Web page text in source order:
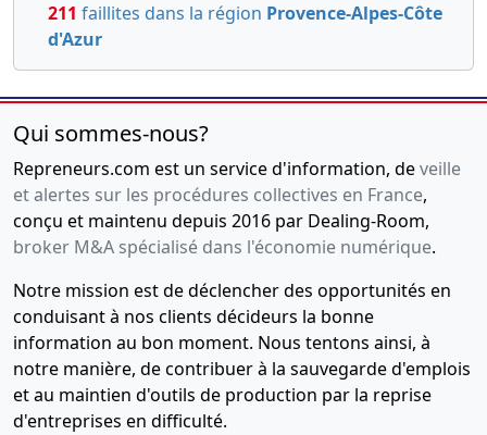
211 faillites dans la région Provence-Alpes-Côte
d'Azur
Qui sommes-nous?
Repreneurs.com est un service d'information, deveille
et alertes sur les procédures collectives en France,
conçu et maintenu depuis 2016 par Dealing-Room,
broker M&A spécialisé dans l'économie numérique.
Notre mission est de déclencher des opportunités en
conduisant à nos clients décideurs la bonne
information au bon moment. Nous tentons ainsi, à
notre manière, de contribuer à la sauvegarde d'emplois
et au maintien d'outils de production par la reprise
d'entreprises en difficulté.